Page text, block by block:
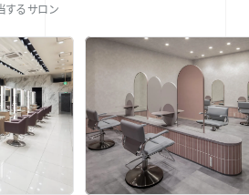
するサロン